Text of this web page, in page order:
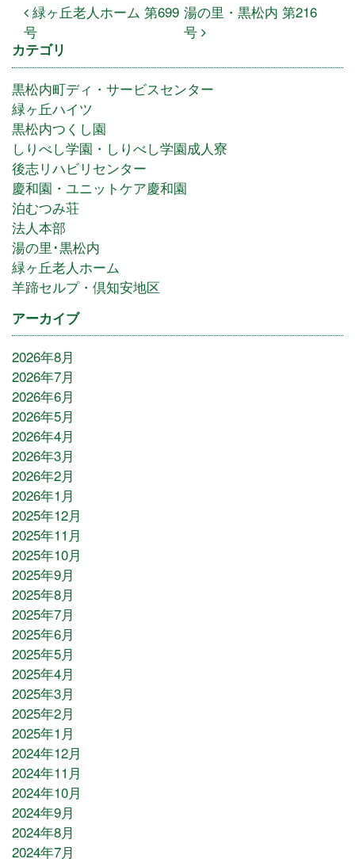
緑ヶ丘老人ホーム 第699
号
湯の里・黒松内 第216
号
カテゴリ
黒松内町ディ・サービスセンター
緑ヶ丘ハイツ
黒松内つくし園
しりべし学園・しりべし学園成人寮
後志リハビリセンター
慶和園・ユニットケア慶和園
泊むつみ荘
法人本部
湯の里･黒松内
緑ヶ丘老人ホーム
羊蹄セルプ・倶知安地区
アーカイブ
2026年8月
2026年7月
2026年6月
2026年5月
2026年4月
2026年3月
2026年2月
2026年1月
2025年12月
2025年11月
2025年10月
2025年9月
2025年8月
2025年7月
2025年6月
2025年5月
2025年4月
2025年3月
2025年2月
2025年1月
2024年12月
2024年11月
2024年10月
2024年9月
2024年8月
2024年7月